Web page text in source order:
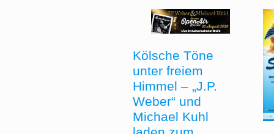
Kölsche Töne
unter freiem
Himmel – „J.P.
Weber“ und
Michael Kuhl